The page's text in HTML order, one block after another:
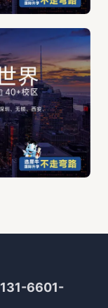
131-6601-